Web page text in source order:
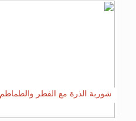
شوربة الذرة مع الفطر والطماطم